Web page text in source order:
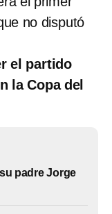
no disputó
el partido
la Copa del
padre Jorge